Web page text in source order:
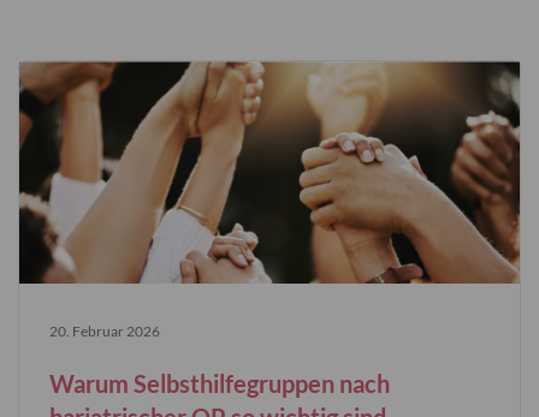
20. Februar 2026
Warum Selbsthilfegruppen nach